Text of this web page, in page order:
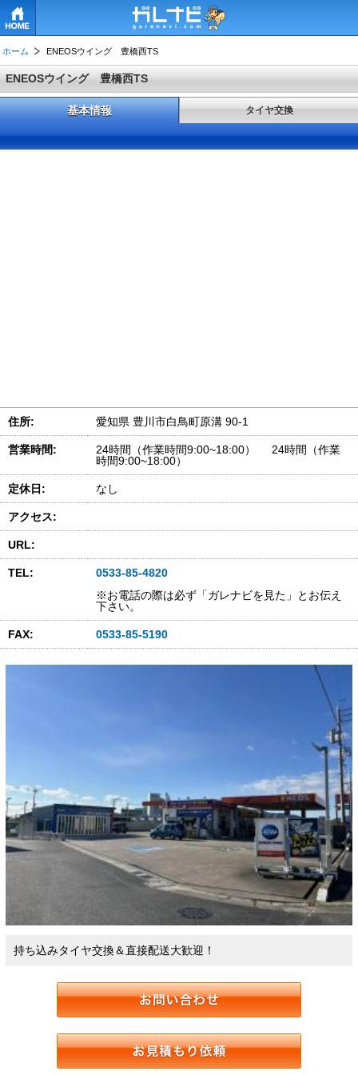
ホーム ENEOSウイング 豊橋西TS
ENEOSウイング 豊橋西TS
基本情報 タイヤ交換
住所: 愛知県 豊川市白鳥町原溝 90-1
営業時間:
24時間（作業時間9:00~18:00） 24時間（作業
時間9:00~18:00）
定休日: なし
アクセス:
URL:
TEL:
0533-85-4820
※お電話の際は必ず「ガレナビを見た」とお伝え
下さい。
FAX: 0533-85-5190
持ち込みタイヤ交換＆直接配送大歓迎！